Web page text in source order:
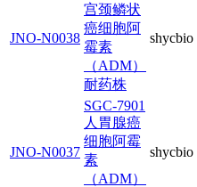
JNO-N0038
宫颈鳞状
癌细胞阿
霉素
（ADM）
耐药株
shycbio
JNO-N0037
SGC-7901
人胃腺癌
细胞阿霉
素
（ADM）
shycbio